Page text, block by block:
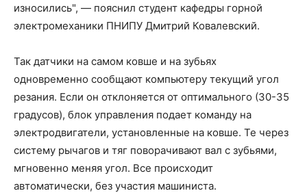
износились", — пояснил студент кафедры горной
электромеханики ПНИПУ Дмитрий Ковалевский.
Так датчики на самом ковше и на зубьях
одновременно сообщают компьютеру текущий угол
резания. Если он отклоняется от оптимального (30-35
градусов), блок управления подает команду на
электродвигатели, установленные на ковше. Те через
систему рычагов и тяг поворачивают вал с зубьями,
мгновенно меняя угол. Все происходит
автоматически, без участия машиниста.